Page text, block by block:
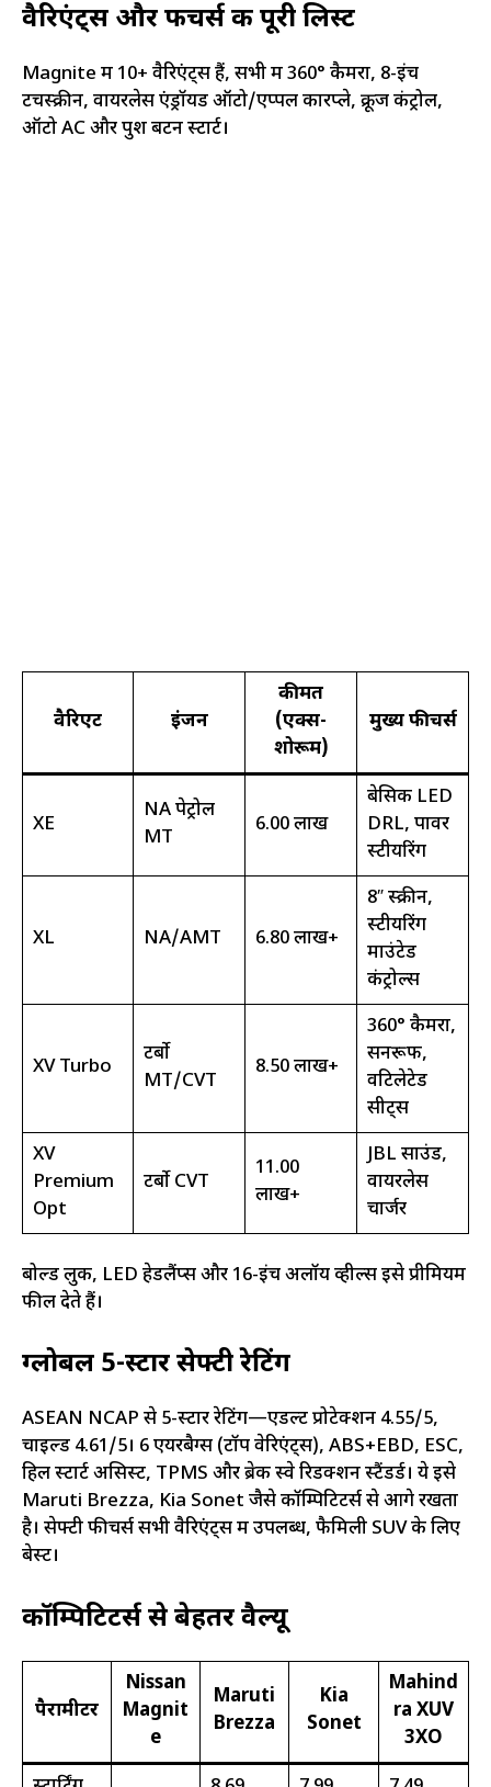
वैरिएंट्स और फीचर्स की पूरी लिस्ट
Magnite में 10+ वैरिएंट्स हैं, सभी में 360° कैमरा, 8-इंच
टचस्क्रीन, वायरलेस एंड्रॉयड ऑटो/एप्पल कारप्ले, क्रूज कंट्रोल,
ऑटो AC और पुश बटन स्टार्ट।
वैरिएंट इंजन
कीमत
(एक्स-
शोरूम)
मुख्य फीचर्स
XE
NA पेट्रोल
MT
₹6.00 लाख
बेसिक LED
DRL, पावर
स्टीयरिंग
XL NA/AMT ₹6.80 लाख+
8″ स्क्रीन,
स्टीयरिंग
माउंटेड
कंट्रोल्स
XV Turbo
टर्बो
MT/CVT
₹8.50 लाख+
360° कैमरा,
सनरूफ,
वेंटिलेटेड
सीट्स
XV
Premium
Opt
टर्बो CVT
₹11.00
लाख+
JBL साउंड,
वायरलेस
चार्जर
बोल्ड लुक, LED हेडलैंप्स और 16-इंच अलॉय व्हील्स इसे प्रीमियम
फील देते हैं।
ग्लोबल 5-स्टार सेफ्टी रेटिंग
ASEAN NCAP से 5-स्टार रेटिंग—एडल्ट प्रोटेक्शन 4.55/5,
चाइल्ड 4.61/5। 6 एयरबैग्स (टॉप वेरिएंट्स), ABS+EBD, ESC,
हिल स्टार्ट असिस्ट, TPMS और ब्रेक स्वे रिडक्शन स्टैंडर्ड। ये इसे
Maruti Brezza, Kia Sonet जैसे कॉम्पिटिटर्स से आगे रखता
है। सेफ्टी फीचर्स सभी वैरिएंट्स में उपलब्ध, फैमिली SUV के लिए
बेस्ट।
कॉम्पिटिटर्स से बेहतर वैल्यू
पैरामीटर
Nissan
Magnit
e
Maruti
Brezza
Kia
Sonet
Mahind
ra XUV
3XO